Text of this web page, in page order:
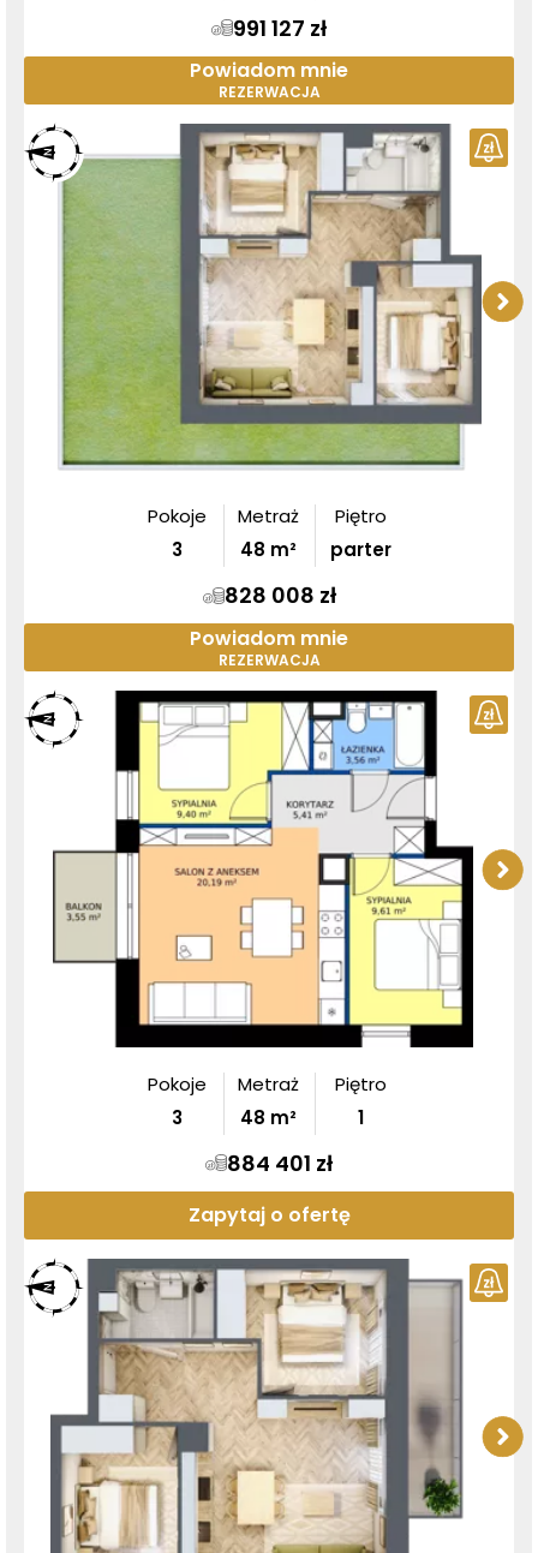
991 127 zł
Powiadom mnie
REZERWACJA
Pokoje
3
Metraż
48 m²
Piętro
parter
828 008 zł
Powiadom mnie
REZERWACJA
Pokoje
3
Metraż
48 m²
Piętro
1
884 401 zł
Zapytaj o ofertę